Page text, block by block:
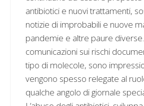
antibiotici e nuovi trattamenti,
notizie di improbabili e nuove
pandemie e altre paure
comunicazioni sui rischi
tipo di molecole, sono
vengono spesso relegate al
qualche angolo di giornale